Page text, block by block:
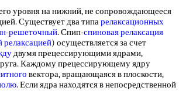
уровня на нижний, не сопровождающееся
Существует два типарелаксационных
решеточный. Спип-спиновая релаксация
релаксацией) осуществляется за счет
двумя прецессирующими ядрами,
Каждому прецессирующему ядру
вектора, вращающаяся в плоскости,
. Если ядра находятся в непосредственной